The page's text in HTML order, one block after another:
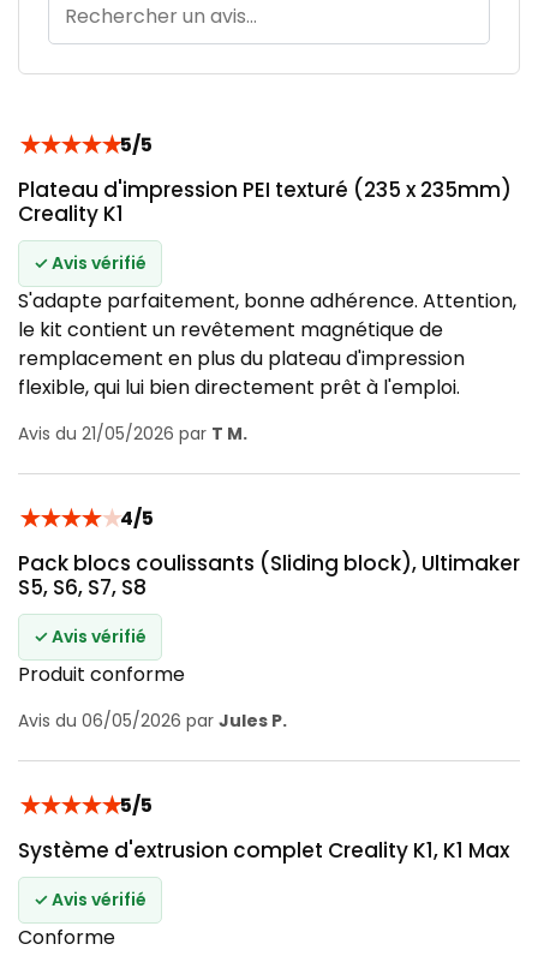
★★★★★5/5
Plateau d'impression PEI texturé (235 x 235mm)
Creality K1
✓ Avis vérifié
S'adapte parfaitement, bonne adhérence. Attention,
le kit contient un revêtement magnétique de
remplacement en plus du plateau d'impression
flexible, qui lui bien directement prêt à l'emploi.
Avis du 21/05/2026 par T M.
★★★★★4/5
Pack blocs coulissants (Sliding block), Ultimaker
S5, S6, S7, S8
✓ Avis vérifié
Produit conforme
Avis du 06/05/2026 par Jules P.
★★★★★5/5
Système d'extrusion complet Creality K1, K1 Max
✓ Avis vérifié
Conforme